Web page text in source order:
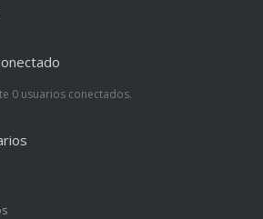
0 usuarios conectados.